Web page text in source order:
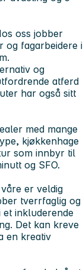
oss jobber
og fagarbeidere i
fagteam.
og
atferd
har også sitt
med mange
kjøkkenhage
som innbyr til
og SFO.
er veldig
tverrfaglig og
inkluderende
Det kan kreve
en kreativ